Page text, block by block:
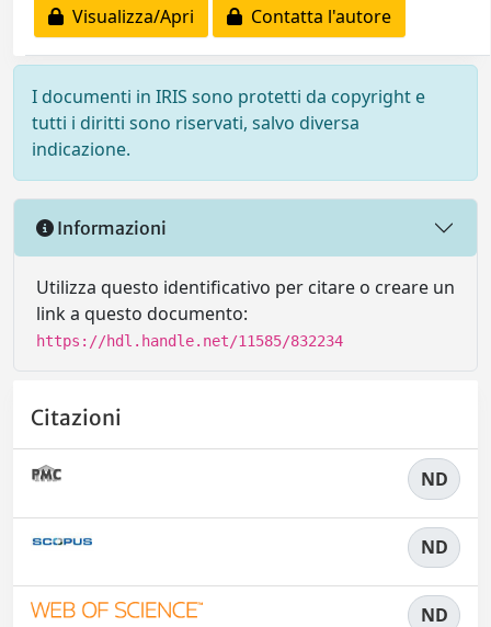
Visualizza/Apri
Contatta l'autore
I documenti in IRIS sono protetti da copyright e
tutti i diritti sono riservati, salvo diversa
indicazione.
Informazioni
Utilizza questo identificativo per citare o creare un
link a questo documento:
https://hdl.handle.net/11585/832234
Citazioni
ND
ND
ND